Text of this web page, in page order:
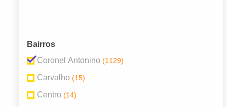
Bairros
Coronel Antonino (1129)
Carvalho (15)
Centro (14)